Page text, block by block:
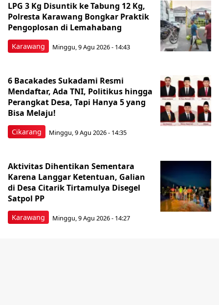
Karawang
LPG 3 Kg Disuntik ke Tabung 12 Kg,
Polresta Karawang Bongkar Praktik
Pengoplosan di Lemahabang
Minggu, 9 Agu 2026 - 14:43
Cikarang
6 Bacakades Sukadami Resmi
Mendaftar, Ada TNI, Politikus hingga
Perangkat Desa, Tapi Hanya 5 yang
Bisa Melaju!
Minggu, 9 Agu 2026 - 14:35
Karawang
Aktivitas Dihentikan Sementara
Karena Langgar Ketentuan, Galian
di Desa Citarik Tirtamulya Disegel
Satpol PP
Minggu, 9 Agu 2026 - 14:27